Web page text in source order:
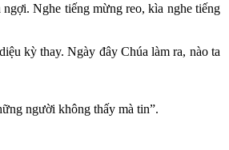
Nghe tiếng mừng reo, kìa nghe tiếng
kỳ thay. Ngày đây Chúa làm ra, nào ta
người không thấy mà tin”.